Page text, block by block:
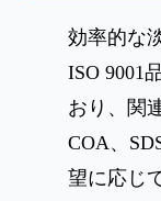
効率的な
ISO 9001
おり、関
COA、
望に応じ